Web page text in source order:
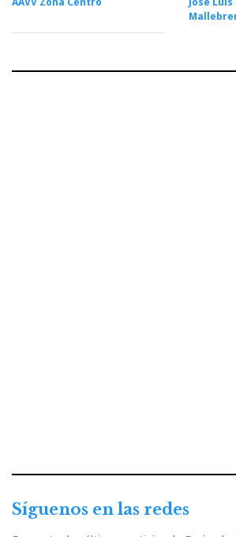
Síguenos en las redes